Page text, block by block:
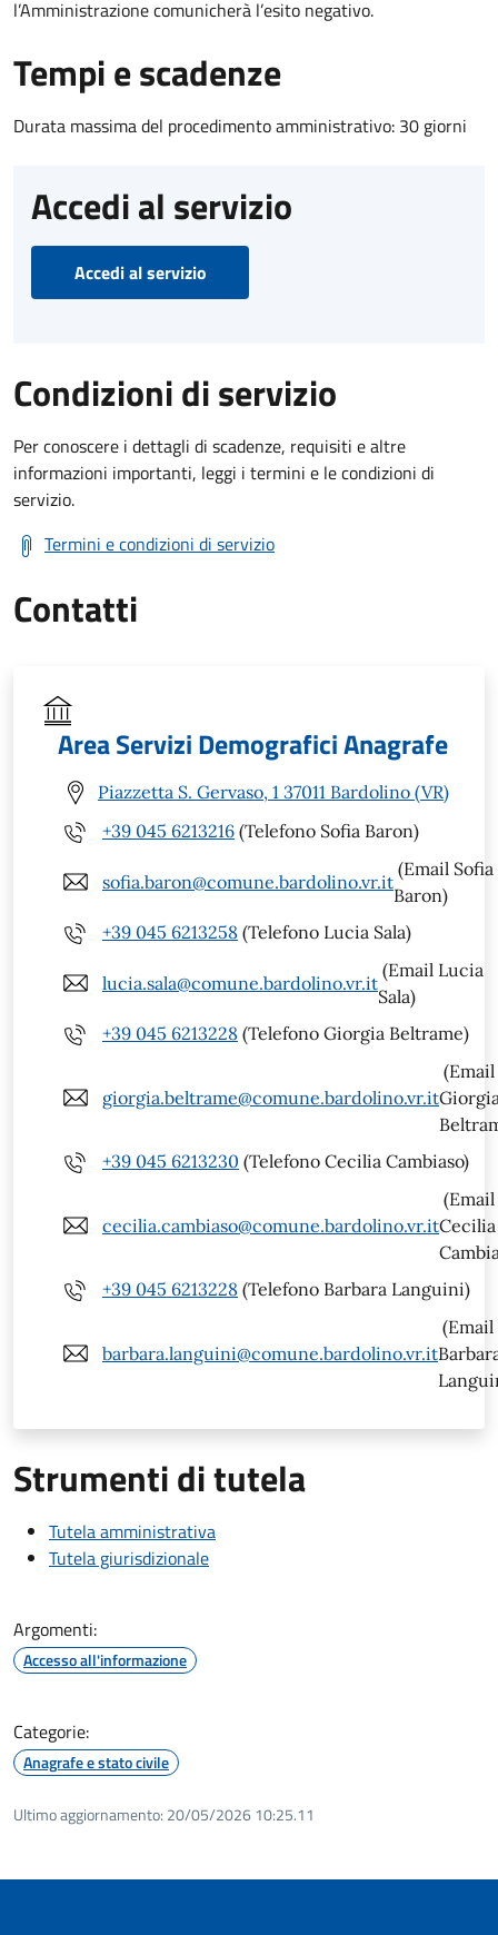
l’Amministrazione comunicherà l’esito negativo.
Tempi e scadenze
Durata massima del procedimento amministrativo: 30 giorni
Accedi al servizio
Accedi al servizio
Condizioni di servizio
Per conoscere i dettagli di scadenze, requisiti e altre
informazioni importanti, leggi i termini e le condizioni di
servizio.
Termini e condizioni di servizio
Contatti
Area Servizi Demografici Anagrafe
Piazzetta S. Gervaso, 1 37011 Bardolino (VR)
+39 045 6213216 (Telefono Sofia Baron)
sofia.baron@comune.bardolino.vr.it
(Email Sofia
Baron)
+39 045 6213258 (Telefono Lucia Sala)
lucia.sala@comune.bardolino.vr.it
(Email Lucia
Sala)
+39 045 6213228 (Telefono Giorgia Beltrame)
giorgia.beltrame@comune.bardolino.vr.it
(Email
+39 045 6213230 (Telefono Cecilia Cambiaso)
cecilia.cambiaso@comune.bardolino.vr.it
(Email
Cecilia
+39 045 6213228 (Telefono Barbara Languini)
barbara.languini@comune.bardolino.vr.it
(Email
Strumenti di tutela
Tutela amministrativa
Tutela giurisdizionale
Argomenti:
Accesso all'informazione
Categorie:
Anagrafe e stato civile
Ultimo aggiornamento: 20/05/2026 10:25.11